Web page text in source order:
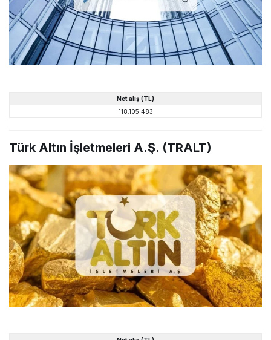
Net alış (TL)
118.105.483
Türk Altın İşletmeleri A.Ş. (TRALT)